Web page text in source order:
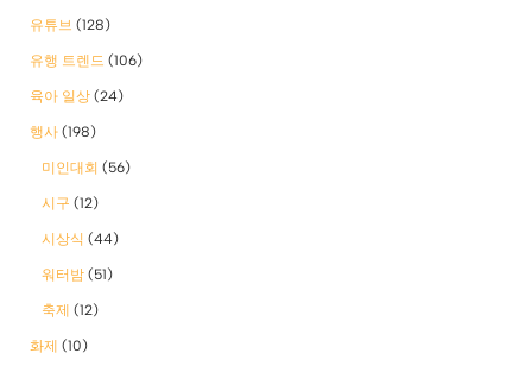
유튜브 (128)
유행 트렌드 (106)
육아 일상 (24)
행사 (198)
미인대회 (56)
시구 (12)
시상식 (44)
워터밤 (51)
축제 (12)
화제 (10)